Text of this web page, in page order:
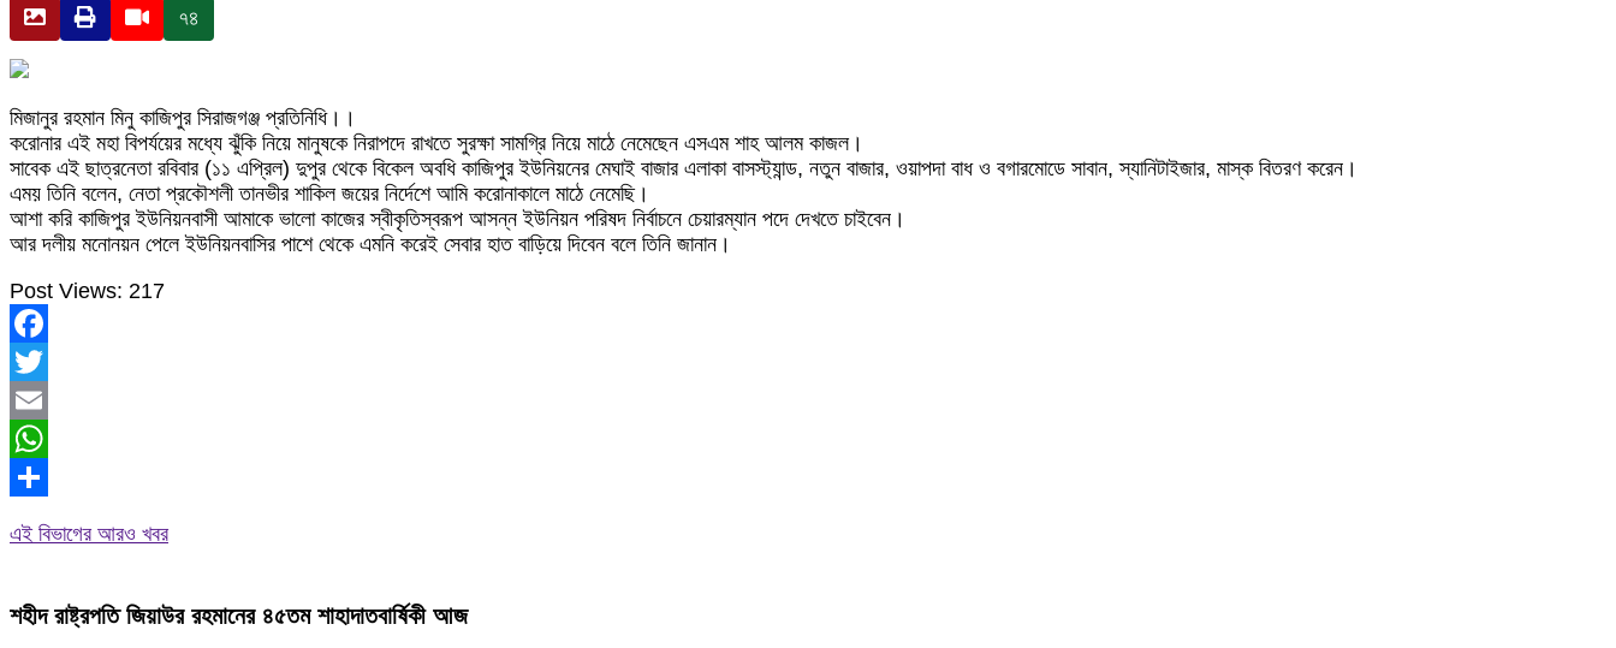
৭৪
মিজানুর রহমান মিনু কাজিপুর সিরাজগঞ্জ প্রতিনিধি।।
করোনার এই মহা বিপর্যয়ের মধ্যে ঝুঁকি নিয়ে মানুষকে নিরাপদে রাখতে সুরক্ষা সামগ্রি নিয়ে মাঠে নেমেছেন এসএম শাহ আলম কাজল।
সাবেক এই ছাত্রনেতা রবিবার (১১ এপ্রিল) দুপুর থেকে বিকেল অবধি কাজিপুর ইউনিয়নের মেঘাই বাজার এলাকা বাসস্ট্যান্ড, নতুন বাজার, ওয়াপদা বাধ ও বগারমোডে সাবান, স্যানিটাইজার, মাস্ক বিতরণ করেন।
এময় তিনি বলেন, নেতা প্রকৌশলী তানভীর শাকিল জয়ের নির্দেশে আমি করোনাকালে মাঠে নেমেছি।
আশা করি কাজিপুর ইউনিয়নবাসী আমাকে ভালো কাজের স্বীকৃতিস্বরূপ আসন্ন ইউনিয়ন পরিষদ নির্বাচনে চেয়ারম্যান পদে দেখতে চাইবেন।
আর দলীয় মনোনয়ন পেলে ইউনিয়নবাসির পাশে থেকে এমনি করেই সেবার হাত বাড়িয়ে দিবেন বলে তিনি জানান।
Post Views: 217
Facebook
Twitter
Email
WhatsApp
এই বিভাগের আরও খবর
শহীদ রাষ্ট্রপতি জিয়াউর রহমানের ৪৫তম শাহাদাতবার্ষিকী আজ